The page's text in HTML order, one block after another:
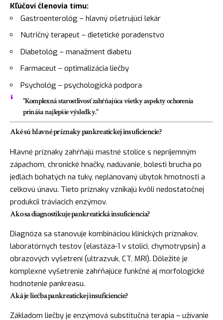
Kľúčoví členovia tímu:
Gastroenterológ – hlavný ošetrujúci lekár
Nutričný terapeut – dietetické poradenstvo
Diabetológ – manažment diabetu
Farmaceut – optimalizácia liečby
Psychológ – psychologická podpora
"Komplexná starostlivosť zahŕňajúca všetky aspekty ochorenia
prináša najlepšie výsledky."
Aké sú hlavné príznaky pankreatickej insuficiencie?
Hlavné príznaky zahŕňajú mastné stolice s nepríjemným
zápachom, chronické hnačky, nadúvanie, bolesti brucha po
jedlách bohatých na tuky, neplánovaný úbytok hmotnosti a
celkovú únavu. Tieto príznaky vznikajú kvôli nedostatočnej
produkcii tráviacich enzýmov.
Ako sa diagnostikuje pankreatická insuficiencia?
Diagnóza sa stanovuje kombináciou klinických príznakov,
laboratórnych testov (elastáza-1 v stolici, chymotrypsín) a
obrazových vyšetrení (ultrazvuk, CT, MRI). Dôležité je
komplexné vyšetrenie zahŕňajúce funkčné aj morfologické
hodnotenie pankreasu.
Aká je liečba pankreatickej insuficiencie?
Základom liečby je enzýmová substitučná terapia – užívanie